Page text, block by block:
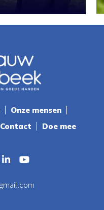
Onze mensen
Contact Doe mee